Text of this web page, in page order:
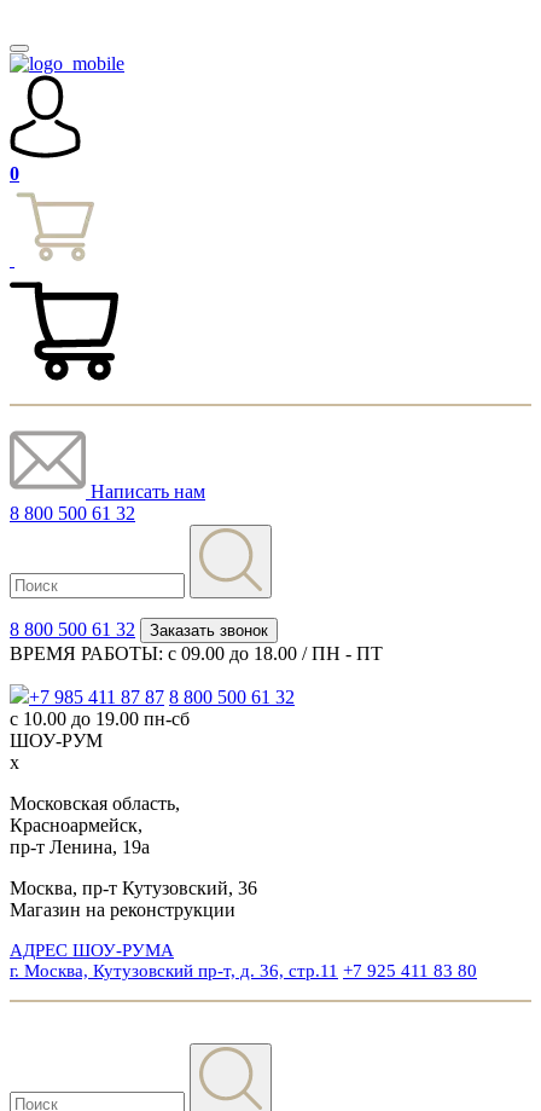
0
Написать нам
8 800 500 61 32
8 800 500 61 32 Заказать звонок
ВРЕМЯ РАБОТЫ: с 09.00 до 18.00 / ПН - ПТ
+7 985 411 87 87 8 800 500 61 32
с 10.00 до 19.00 пн-сб
ШОУ-РУМ
x
Московская область,
Красноармейск,
пр-т Ленина, 19а
Москва, пр-т Кутузовский, 36
Магазин на реконструкции
АДРЕС ШОУ-РУМА
г. Москва, Кутузовский пр-т, д. 36, стр.11 +7 925 411 83 80